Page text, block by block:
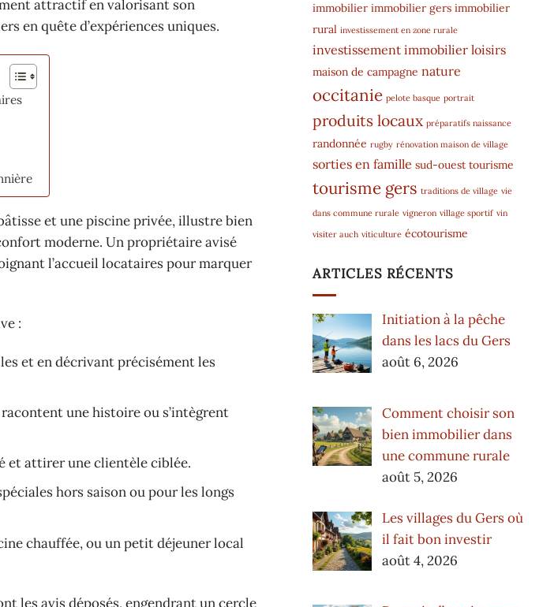
attractif en valorisant son
en quête d’expériences uniques.
et une piscine privée, illustre bien
moderne. Un propriétaire avisé
l’accueil locataires pour marquer
:
et en décrivant précisément les
une histoire ou s’intègrent
et attirer une clientèle ciblée.
hors saison ou pour les longs
chauffée, ou un petit déjeuner local
les avis déposés, engendrant un cercle
immobilier immobilier gers immobilier
rural investissement en zone rurale
investissement immobilier loisirs
maison de campagne nature
occitanie pelote basque portrait
produits locaux préparatifs naissance
randonnée rugby rénovation maison de village
sorties en famille sud-ouest tourisme
tourisme gers traditions de village vie
dans commune rurale vigneron village sportif vin
visiter auch viticulture écotourisme
ARTICLES RÉCENTS
Initiation à la pêche
dans les lacs du Gers
août 6, 2026
Comment choisir son
bien immobilier dans
une commune rurale
août 5, 2026
Les villages du Gers où
il fait bon investir
août 4, 2026